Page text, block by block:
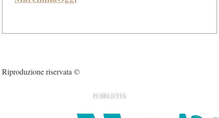
Riproduzione riservata ©
PUBBLICITÀ